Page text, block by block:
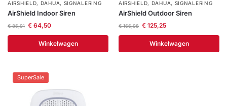
Merken
Outlet SALE
service
AIRSHIELD, DAHUA, SIGNALERING
AirShield Indoor Siren
€85,91 €64,50
Winkelwagen
AIRSHIELD, DAHUA, SIGNALERING
AirShield Outdoor Siren
€166,98 €125,25
Winkelwagen
SuperSale